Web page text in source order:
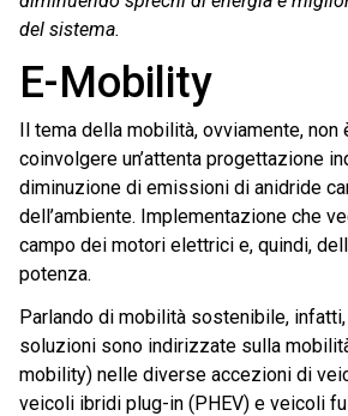
del sistema.
E-Mobility
Il tema della mobilità, ovviamente, non
coinvolgere un’attenta progettazione
diminuzione di emissioni di anidride
dell’ambiente. Implementazione che
campo dei motori elettrici e, quindi,
potenza.
Parlando di mobilità sostenibile,
soluzioni sono indirizzate sulla
mobility) nelle diverse accezioni di
veicoli ibridi plug-in (PHEV) e veicoli